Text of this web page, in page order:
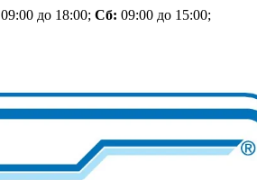
09:00 до 18:00; Сб: 09:00 до 15:00;